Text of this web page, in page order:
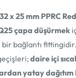
x 25 mm PPRC
çapa düşürmek
bağlantı fittingidir.
daire içi
yatay dağıtım